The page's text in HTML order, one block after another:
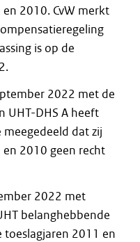
2010. CvW merkt
is op de
2022 met de
UHT-DHS A heeft
dat zij
2010 geen recht
2022 met
belanghebbende
toeslagjaren 2011 en